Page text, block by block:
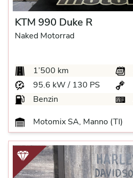
KTM 990 Duke R
Naked Motorrad
1’500 km
95.6 kW / 130 PS
Benzin
Motomix SA, Manno (TI)